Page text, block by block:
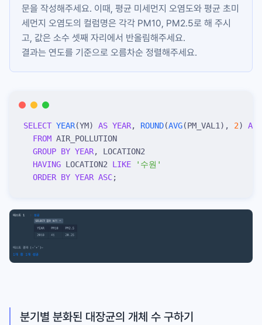
문을 작성해주세요. 이때, 평균 미세먼지 오염도와 평균 초미
세먼지 오염도의 컬럼명은 각각 PM10, PM2.5로 해 주시
고, 값은 소수 셋째 자리에서 반올림해주세요.
결과는 연도를 기준으로 오름차순 정렬해주세요.
SELECT YEAR(YM) AS YEAR, ROUND(AVG(PM_VAL1), 2) AS
  FROM
AIR_POLLUTION
  GROUP BY
YEAR, LOCATION2
  HAVING
LOCATION2 LIKE ' 수원 '
  ORDER BY
YEAR ASC;
분기별 분화된 대장균의 개체 수 구하기